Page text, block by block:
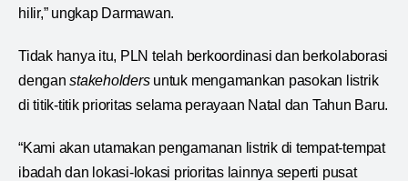
hilir,” ungkap Darmawan.
Tidak hanya itu, PLN telah berkoordinasi dan berkolaborasi
denganstakeholdersuntuk mengamankan pasokan listrik
di titik-titik prioritas selama perayaan Natal dan Tahun Baru.
“Kami akan utamakan pengamanan listrik di tempat-tempat
ibadah dan lokasi-lokasi prioritas lainnya seperti pusat